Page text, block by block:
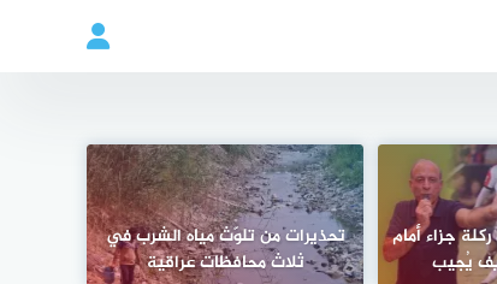
جزاء أمام
يُجيب
تحذيرات من تلوّث مياه الشرب في
ثلاث محافظات عراقية